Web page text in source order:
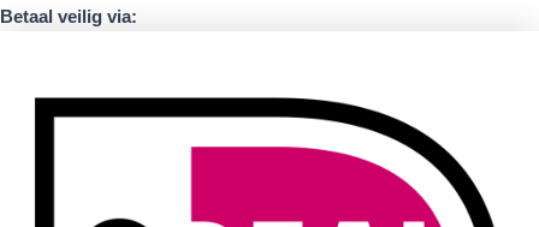
Betaal veilig via: